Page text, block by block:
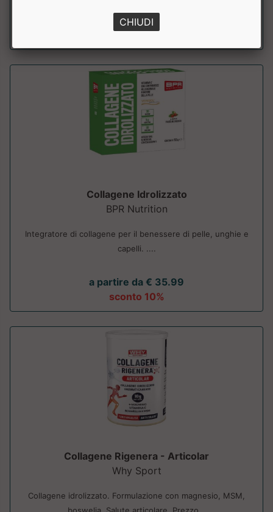
a partire da € 27.92
sconto 20%
Collagene Idrolizzato
BPR Nutrition
Integratore di collagene per il benessere di pelle, unghie e
capelli. ....
a partire da € 35.99
sconto 10%
Collagene Rigenera - Articolar
Why Sport
Collagene idrolizzato. Formulazione con magnesio, MSM,
CHIUDI